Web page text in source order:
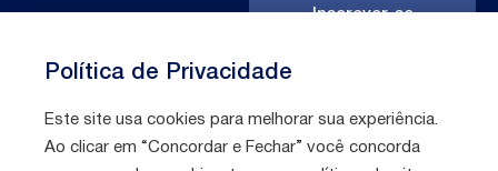
Inscrever-se
Política de Privacidade
Este site usa cookies para melhorar sua experiência.
Ao clicar em “Concordar e Fechar” você concorda